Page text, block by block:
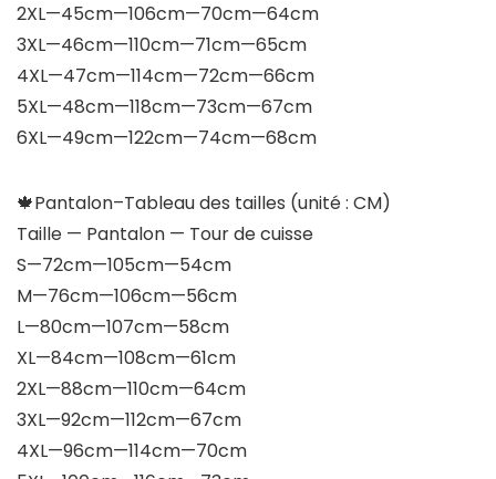
2XL—45cm—106cm—70cm—64cm
3XL—46cm—110cm—71cm—65cm
4XL—47cm—114cm—72cm—66cm
5XL—48cm—118cm—73cm—67cm
6XL—49cm—122cm—74cm—68cm
🍁Pantalon–Tableau des tailles (unité : CM)
Taille — Pantalon — Tour de cuisse
S—72cm—105cm—54cm
M—76cm—106cm—56cm
L—80cm—107cm—58cm
XL—84cm—108cm—61cm
2XL—88cm—110cm—64cm
3XL—92cm—112cm—67cm
4XL—96cm—114cm—70cm